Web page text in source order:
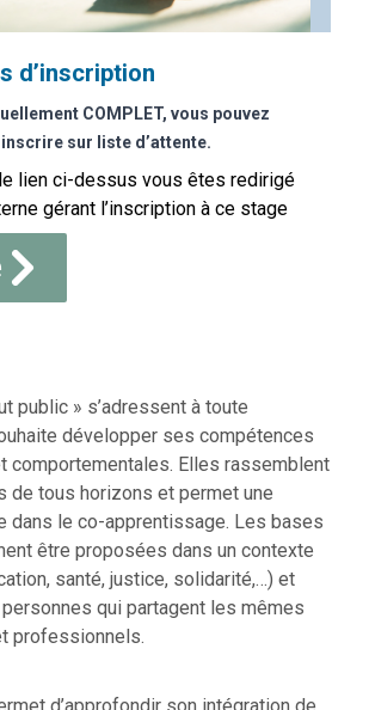
d’inscription
COMPLET, vous pouvez
sur liste d’attente.
lien ci-dessus vous êtes redirigé
gérant l’inscription à ce stage
public » s’adressent à toute
développer ses compétences
comportementales. Elles rassemblent
de tous horizons et permet une
dans le co-apprentissage. Les bases
être proposées dans un contexte
santé, justice, solidarité,…) et
qui partagent les mêmes
professionnels.